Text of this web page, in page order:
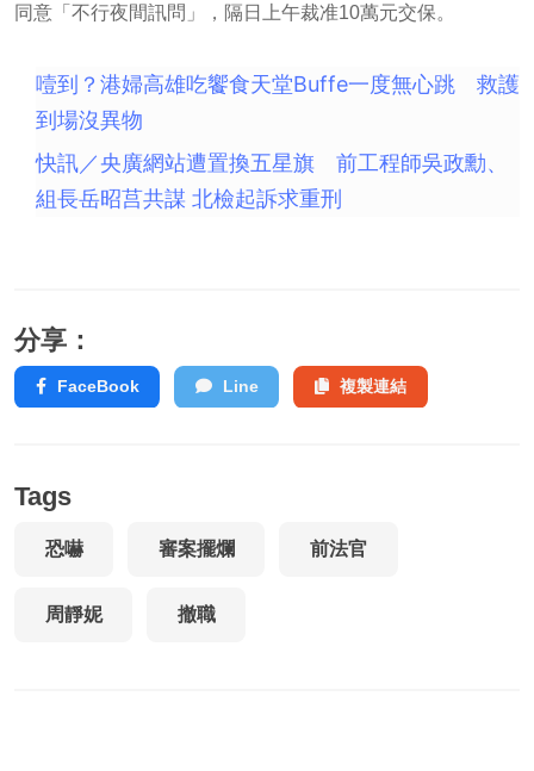
同意「不行夜間訊問」，隔日上午裁准10萬元交保。
噎到？港婦高雄吃饗食天堂Buffe一度無心跳 救護
到場沒異物
快訊／央廣網站遭置換五星旗 前工程師吳政勳、
組長岳昭莒共謀 北檢起訴求重刑
分享：
FaceBook Line 複製連結
Tags
恐嚇 審案擺爛 前法官
周靜妮 撤職